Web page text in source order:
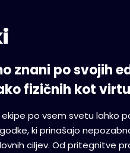
znani po svojih
fizičnih kot
po vsem svetu lahko
ki prinašajo
ciljev. Od pritegnitve